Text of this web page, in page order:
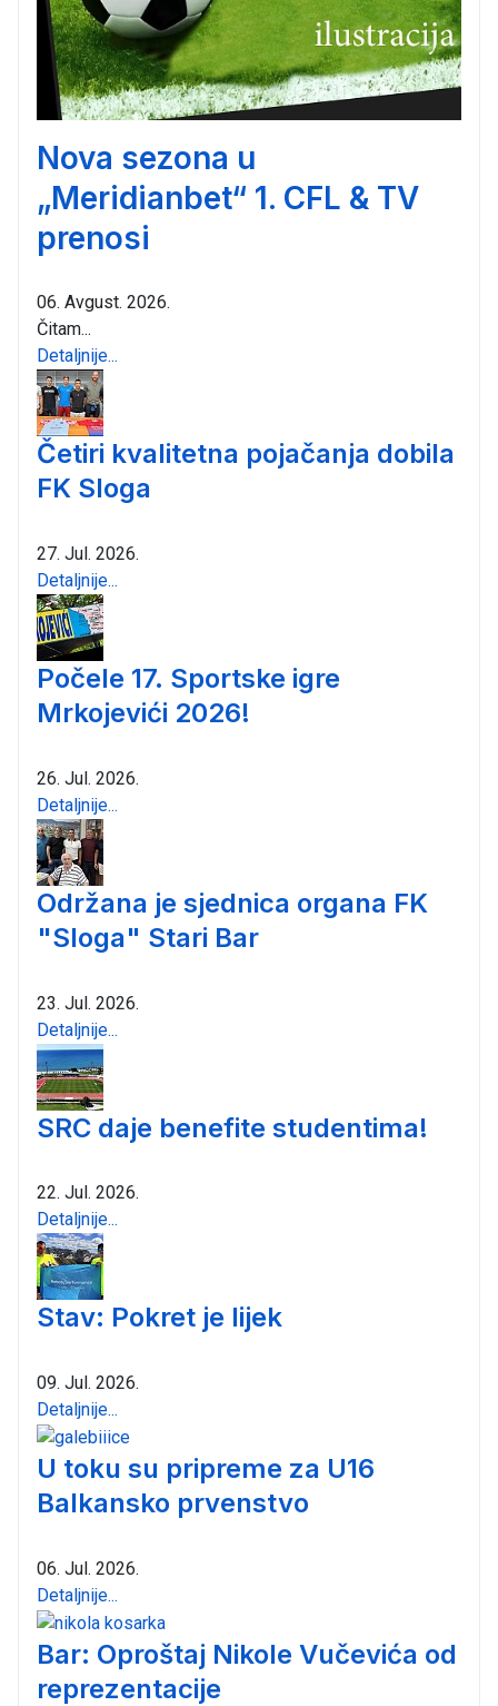
Nova sezona u
„Meridianbet“ 1. CFL & TV
prenosi
06. Avgust. 2026.
Čitam...
Detaljnije...
Četiri kvalitetna pojačanja dobila
FK Sloga
27. Jul. 2026.
Detaljnije...
Počele 17. Sportske igre
Mrkojevići 2026!
26. Jul. 2026.
Detaljnije...
Održana je sjednica organa FK
"Sloga" Stari Bar
23. Jul. 2026.
Detaljnije...
SRC daje benefite studentima!
22. Jul. 2026.
Detaljnije...
Stav: Pokret je lijek
09. Jul. 2026.
Detaljnije...
U toku su pripreme za U16
Balkansko prvenstvo
06. Jul. 2026.
Detaljnije...
Bar: Oproštaj Nikole Vučevića od
reprezentacije